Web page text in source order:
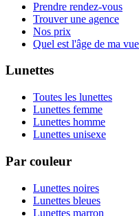
Prendre rendez-vous
Trouver une agence
Nos prix
Quel est l'âge de ma
Lunettes
Toutes les lunettes
Lunettes femme
Lunettes homme
Lunettes unisexe
Par couleur
Lunettes noires
Lunettes bleues
Lunettes marron